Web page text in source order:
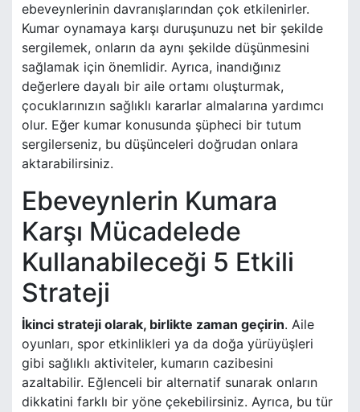
ebeveynlerinin davranışlarından çok etkilenirler.
Kumar oynamaya karşı duruşunuzu net bir şekilde
sergilemek, onların da aynı şekilde düşünmesini
sağlamak için önemlidir. Ayrıca, inandığınız
değerlere dayalı bir aile ortamı oluşturmak,
çocuklarınızın sağlıklı kararlar almalarına yardımcı
olur. Eğer kumar konusunda şüpheci bir tutum
sergilerseniz, bu düşünceleri doğrudan onlara
aktarabilirsiniz.
Ebeveynlerin Kumara
Karşı Mücadelede
Kullanabileceği 5 Etkili
Strateji
İkinci strateji olarak, birlikte zaman geçirin. Aile
oyunları, spor etkinlikleri ya da doğa yürüyüşleri
gibi sağlıklı aktiviteler, kumarın cazibesini
azaltabilir. Eğlenceli bir alternatif sunarak onların
dikkatini farklı bir yöne çekebilirsiniz. Ayrıca, bu tür